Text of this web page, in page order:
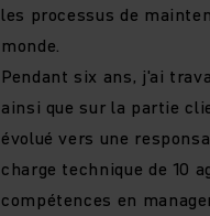
les processus de
monde.
Pendant six ans, j'ai
ainsi que sur la partie
évolué vers une
charge technique de 10
compétences en